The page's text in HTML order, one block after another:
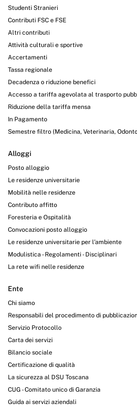
Studenti Stranieri
Contributi FSC e FSE
Altri contributi
Attività culturali e sportive
Accertamenti
Tassa regionale
Decadenza o riduzione benefici
Accesso a tariffa agevolata al trasporto
Riduzione della tariffa mensa
In Pagamento
Semestre filtro (Medicina, Veterinaria,
Alloggi
Posto alloggio
Le residenze universitarie
Mobilità nelle residenze
Contributo affitto
Foresteria e Ospitalità
Convocazioni posto alloggio
Le residenze universitarie per l’ambiente
Modulistica - Regolamenti - Disciplinari
La rete wifi nelle residenze
Ente
Chi siamo
Responsabili del procedimento di
Servizio Protocollo
Carta dei servizi
Bilancio sociale
Certificazione di qualità
La sicurezza al DSU Toscana
CUG - Comitato unico di Garanzia
Guida ai servizi aziendali